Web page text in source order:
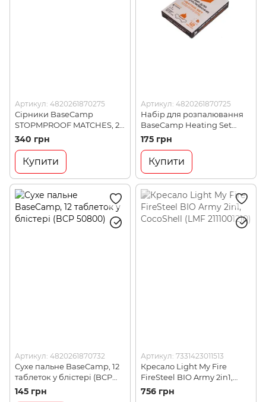
Артикул: 4820261870275
Сірники BaseCamp
STOPMPROOF MATCHES, 20
шт (BCP 50400)
340 грн
Купити
Артикул: 4820261870725
Набір для розпалювання
BaseCamp Heating Set
(BCP 50900)
175 грн
Купити
Артикул: 4820261870732
Сухе пальне BaseCamp, 12
таблеток у блістері (BCP
50800)
145 грн
Артикул: 7331423011513
Кресало Light My Fire
FireSteel BIO Army 2in1,
CocoShell (LMF 2111001210)
756 грн